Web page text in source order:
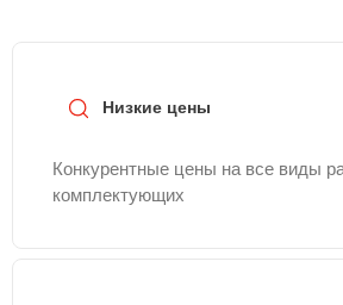
Низкие цены
Конкурентные цены на все виды
комплектующих